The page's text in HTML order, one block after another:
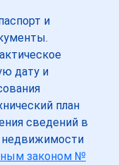
и
дату и
план
сведений в
недвижимости
законом №